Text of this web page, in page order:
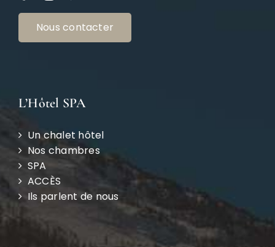
Nous contacter
L’Hôtel SPA
Un chalet hôtel
Nos chambres
SPA
ACCÈS
Ils parlent de nous